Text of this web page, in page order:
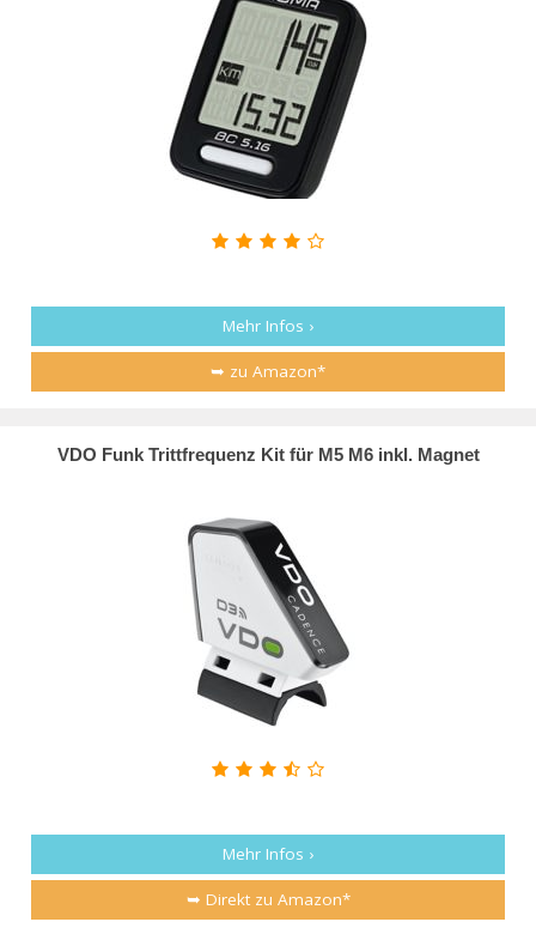
Mehr Infos ›
➥ zu Amazon*
VDO Funk Trittfrequenz Kit für M5 M6 inkl. Magnet
Mehr Infos ›
➥ Direkt zu Amazon*